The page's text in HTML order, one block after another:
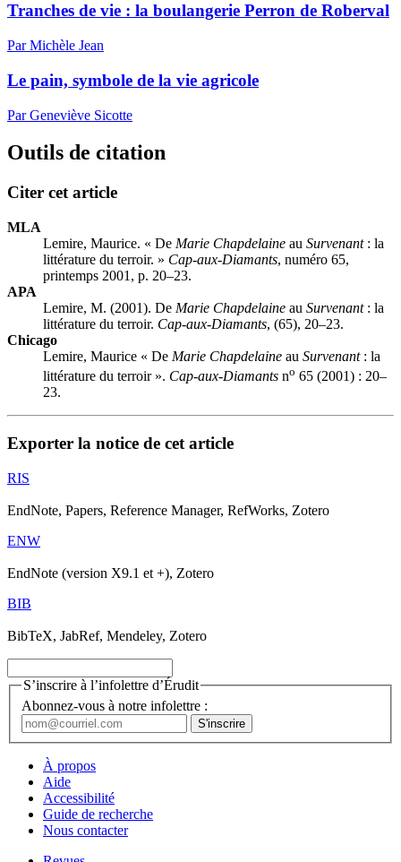
Tranches de vie : la boulangerie Perron de Roberval
Par Michèle Jean
Le pain, symbole de la vie agricole
Par Geneviève Sicotte
Outils de citation
Citer cet article
MLA
Lemire, Maurice. « De Marie Chapdelaine au Survenant: la
littérature du terroir. » Cap-aux-Diamants, numéro 65,
printemps 2001, p. 20–23.
APA
Lemire, M. (2001). De Marie Chapdelaine au Survenant: la
littérature du terroir. Cap-aux-Diamants, (65), 20–23.
Chicago
Lemire, Maurice « De Marie Chapdelaine au Survenant: la
littérature du terroir ». Cap-aux-Diamants no 65 (2001) : 20–
23.
Exporter la notice de cet article
RIS
EndNote, Papers, Reference Manager, RefWorks, Zotero
ENW
EndNote (version X9.1 et +), Zotero
BIB
BibTeX, JabRef, Mendeley, Zotero
S’inscrire à l’infolettre d’Érudit
Abonnez-vous à notre infolettre :
À propos
Aide
Accessibilité
Guide de recherche
Nous contacter